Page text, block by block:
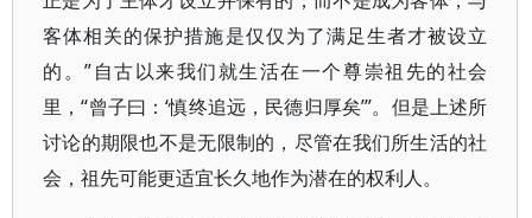
客体相关的保护措施是仅仅为了满足生者才被设立
的。”自古以来我们就生活在一个尊崇祖先的社会
里，“曾子曰：‘慎终追远，民德归厚矣’”。但是上述所
讨论的期限也不是无限制的，尽管在我们所生活的社
会，祖先可能更适宜长久地作为潜在的权利人。